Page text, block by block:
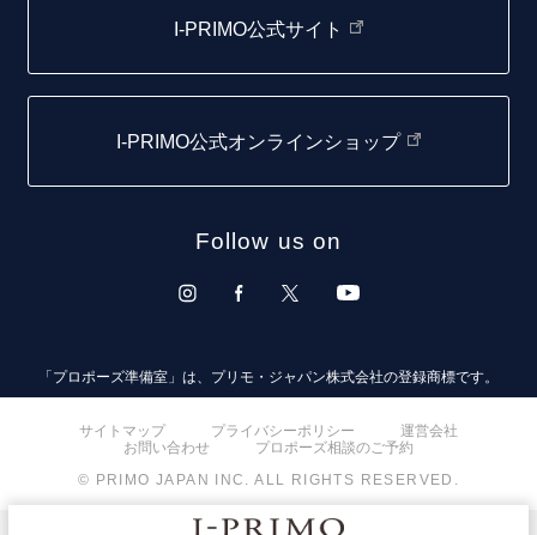
取扱店)エヴァンスブライダル 旭川本店
仙台店
青森店
郡山モルティ店
いわき店
I-PRIMO公式サイト
I-PRIMO公式オンラインショップ
Follow us on
「プロポーズ準備室」は、プリモ・ジャパン株式会社の登録商標です。
サイトマップ プライバシーポリシー
運営会社
お問い合わせ
プロポーズ相談のご予約
© PRIMO JAPAN INC. ALL RIGHTS RESERVED.